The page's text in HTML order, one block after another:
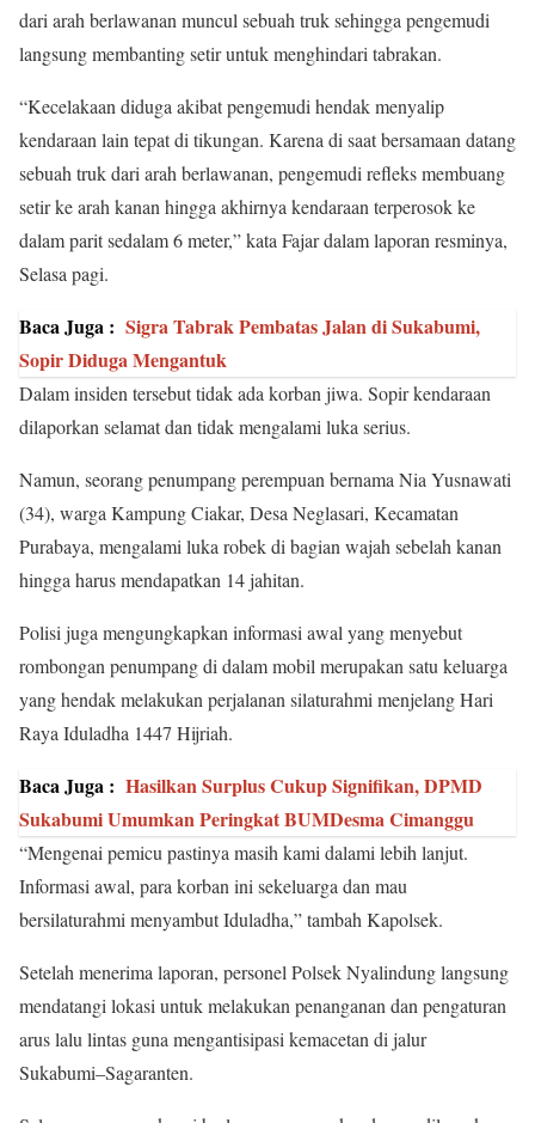
dari arah berlawanan muncul sebuah truk sehingga pengemudi
langsung membanting setir untuk menghindari tabrakan.
“Kecelakaan diduga akibat pengemudi hendak menyalip
kendaraan lain tepat di tikungan. Karena di saat bersamaan datang
sebuah truk dari arah berlawanan, pengemudi refleks membuang
setir ke arah kanan hingga akhirnya kendaraan terperosok ke
dalam parit sedalam 6 meter,” kata Fajar dalam laporan resminya,
Selasa pagi.
Baca Juga : Sigra Tabrak Pembatas Jalan di Sukabumi,
Sopir Diduga Mengantuk
Dalam insiden tersebut tidak ada korban jiwa. Sopir kendaraan
dilaporkan selamat dan tidak mengalami luka serius.
Namun, seorang penumpang perempuan bernama Nia Yusnawati
(34), warga Kampung Ciakar, Desa Neglasari, Kecamatan
Purabaya, mengalami luka robek di bagian wajah sebelah kanan
hingga harus mendapatkan 14 jahitan.
Polisi juga mengungkapkan informasi awal yang menyebut
rombongan penumpang di dalam mobil merupakan satu keluarga
yang hendak melakukan perjalanan silaturahmi menjelang Hari
Raya Iduladha 1447 Hijriah.
Baca Juga : Hasilkan Surplus Cukup Signifikan, DPMD
Sukabumi Umumkan Peringkat BUMDesma Cimanggu
“Mengenai pemicu pastinya masih kami dalami lebih lanjut.
Informasi awal, para korban ini sekeluarga dan mau
bersilaturahmi menyambut Iduladha,” tambah Kapolsek.
Setelah menerima laporan, personel Polsek Nyalindung langsung
mendatangi lokasi untuk melakukan penanganan dan pengaturan
arus lalu lintas guna mengantisipasi kemacetan di jalur
Sukabumi–Sagaranten.